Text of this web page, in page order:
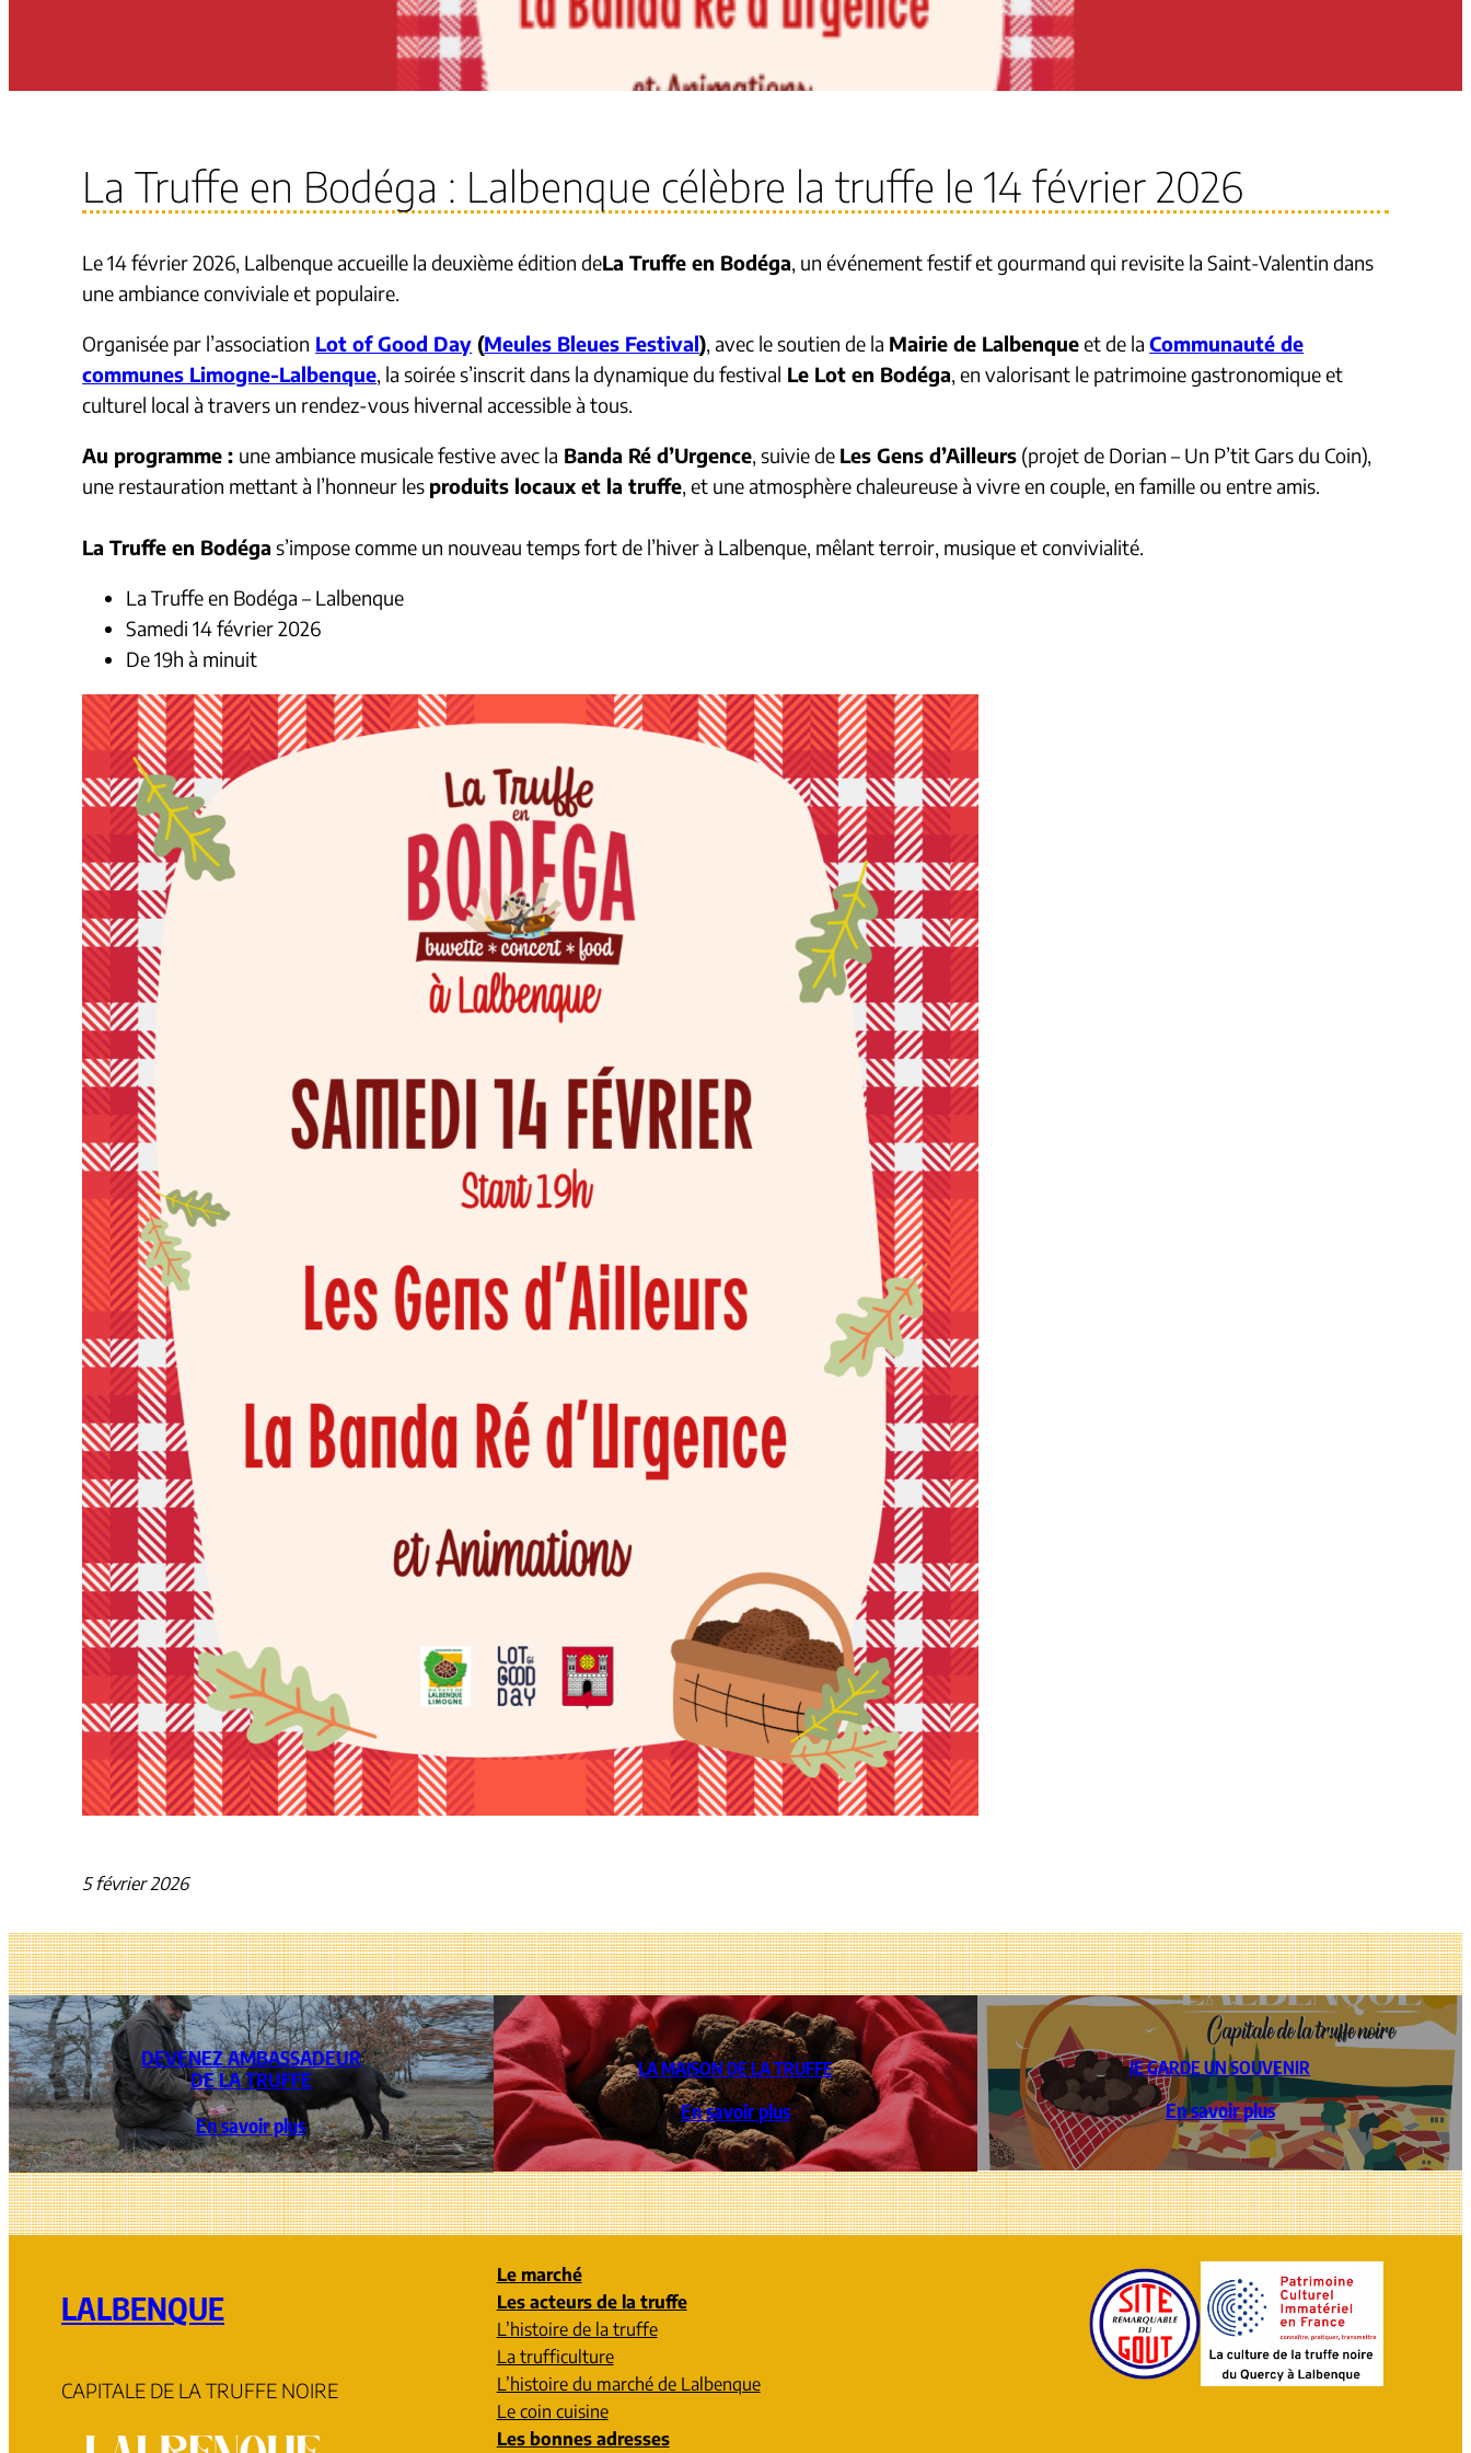
La Truffe en Bodéga : Lalbenque célèbre la truffe le 14 février 2026
Le 14 février 2026, Lalbenque accueille la deuxième édition deLa Truffe en Bodéga, un événement festif et gourmand qui revisite la Saint-Valentin dans
une ambiance conviviale et populaire.
Organisée par l’association Lot of Good Day (Meules Bleues Festival), avec le soutien de la Mairie de Lalbenqueet de laCommunauté de
communes Limogne-Lalbenque, la soirée s’inscrit dans la dynamique du festival Le Lot en Bodéga, en valorisant le patrimoine gastronomique et
culturel local à travers un rendez-vous hivernal accessible à tous.
Au programme : une ambiance musicale festive avec la Banda Ré d’Urgence, suivie de Les Gens d’Ailleurs (projet de Dorian – Un P’tit Gars du Coin),
une restauration mettant à l’honneur les produits locaux et la truffe, et une atmosphère chaleureuse à vivre en couple, en famille ou entre amis.
La Truffe en Bodéga s’impose comme un nouveau temps fort de l’hiver à Lalbenque, mêlant terroir, musique et convivialité.
La Truffe en Bodéga – Lalbenque
Samedi 14 février 2026
De 19h à minuit
5 février 2026
DEVENEZ AMBASSADEUR
DE LA TRUFFE
En savoir plus
LA MAISON DE LA TRUFFE
En savoir plus
JE GARDE UN SOUVENIR
En savoir plus
LALBENQUE
CAPITALE DE LA TRUFFE NOIRE
Le marché
Les acteurs de la truffe
L’histoire de la truffe
La trufficulture
L’histoire du marché de Lalbenque
Le coin cuisine
Les bonnes adresses